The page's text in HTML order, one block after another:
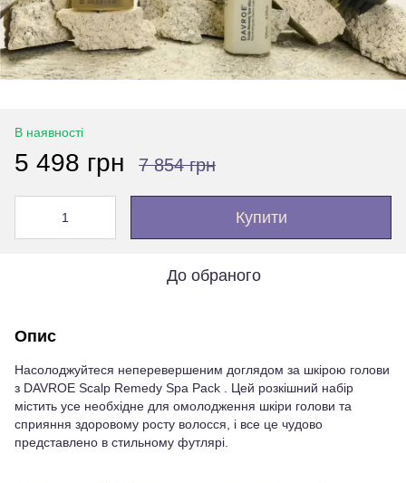
В наявності
5 498 грн 7 854 грн
Купити
До обраного
Опис
Насолоджуйтеся неперевершеним доглядом за шкірою голови
з DAVROE Scalp Remedy Spa Pack . Цей розкішний набір
містить усе необхідне для омолодження шкіри голови та
сприяння здоровому росту волосся, і все це чудово
представлено в стильному футлярі.